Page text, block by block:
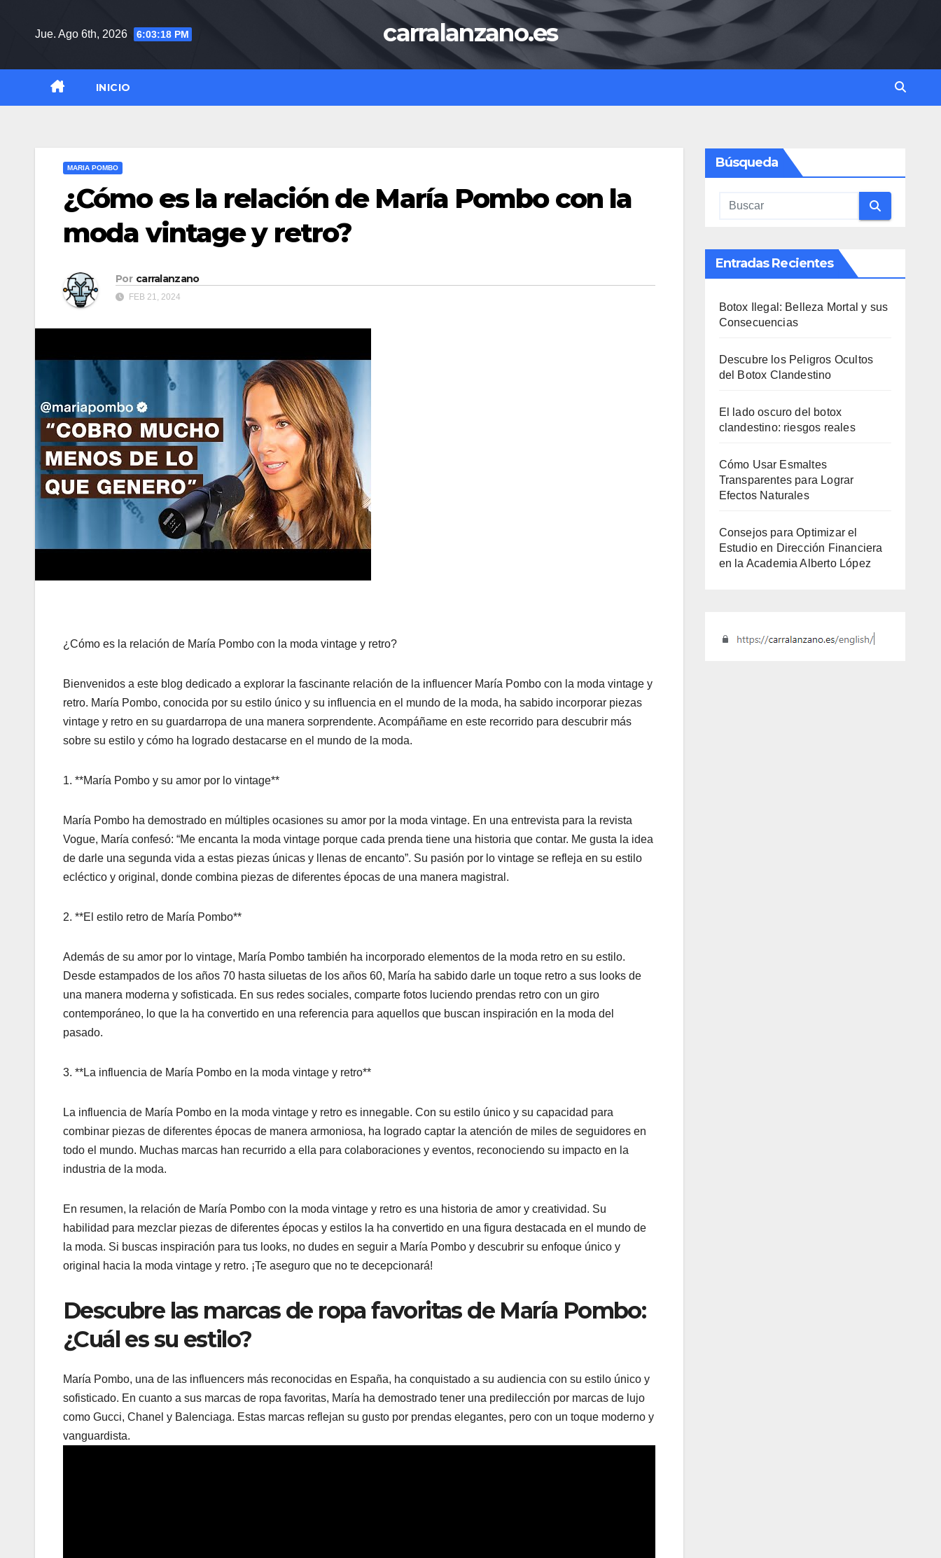
Jue. Ago 6th, 2026 6:03:19 PM carralanzano.es
INICIO
MARIA POMBO
¿Cómo es la relación de María Pombo con la
moda vintage y retro?
Por carralanzano
FEB 21, 2024
¿Cómo es la relación de María Pombo con la moda vintage y retro?
Bienvenidos a este blog dedicado a explorar la fascinante relación de la influencer María Pombo con la moda vintage y
retro. María Pombo, conocida por su estilo único y su influencia en el mundo de la moda, ha sabido incorporar piezas
vintage y retro en su guardarropa de una manera sorprendente. Acompáñame en este recorrido para descubrir más
sobre su estilo y cómo ha logrado destacarse en el mundo de la moda.
1. **María Pombo y su amor por lo vintage**
María Pombo ha demostrado en múltiples ocasiones su amor por la moda vintage. En una entrevista para la revista
Vogue, María confesó: “Me encanta la moda vintage porque cada prenda tiene una historia que contar. Me gusta la idea
de darle una segunda vida a estas piezas únicas y llenas de encanto”. Su pasión por lo vintage se refleja en su estilo
ecléctico y original, donde combina piezas de diferentes épocas de una manera magistral.
2. **El estilo retro de María Pombo**
Además de su amor por lo vintage, María Pombo también ha incorporado elementos de la moda retro en su estilo.
Desde estampados de los años 70 hasta siluetas de los años 60, María ha sabido darle un toque retro a sus looks de
una manera moderna y sofisticada. En sus redes sociales, comparte fotos luciendo prendas retro con un giro
contemporáneo, lo que la ha convertido en una referencia para aquellos que buscan inspiración en la moda del
pasado.
3. **La influencia de María Pombo en la moda vintage y retro**
La influencia de María Pombo en la moda vintage y retro es innegable. Con su estilo único y su capacidad para
combinar piezas de diferentes épocas de manera armoniosa, ha logrado captar la atención de miles de seguidores en
todo el mundo. Muchas marcas han recurrido a ella para colaboraciones y eventos, reconociendo su impacto en la
industria de la moda.
En resumen, la relación de María Pombo con la moda vintage y retro es una historia de amor y creatividad. Su
habilidad para mezclar piezas de diferentes épocas y estilos la ha convertido en una figura destacada en el mundo de
la moda. Si buscas inspiración para tus looks, no dudes en seguir a María Pombo y descubrir su enfoque único y
original hacia la moda vintage y retro. ¡Te aseguro que no te decepcionará!
Descubre las marcas de ropa favoritas de María Pombo:
¿Cuál es su estilo?
María Pombo, una de las influencers más reconocidas en España, ha conquistado a su audiencia con su estilo único y
sofisticado. En cuanto a sus marcas de ropa favoritas, María ha demostrado tener una predilección por marcas de lujo
como Gucci, Chanel y Balenciaga. Estas marcas reflejan su gusto por prendas elegantes, pero con un toque moderno y
vanguardista.
Búsqueda
Entradas Recientes
Botox Ilegal: Belleza Mortal y sus
Consecuencias
Descubre los Peligros Ocultos
del Botox Clandestino
El lado oscuro del botox
clandestino: riesgos reales
Cómo Usar Esmaltes
Transparentes para Lograr
Efectos Naturales
Consejos para Optimizar el
Estudio en Dirección Financiera
en la Academia Alberto López